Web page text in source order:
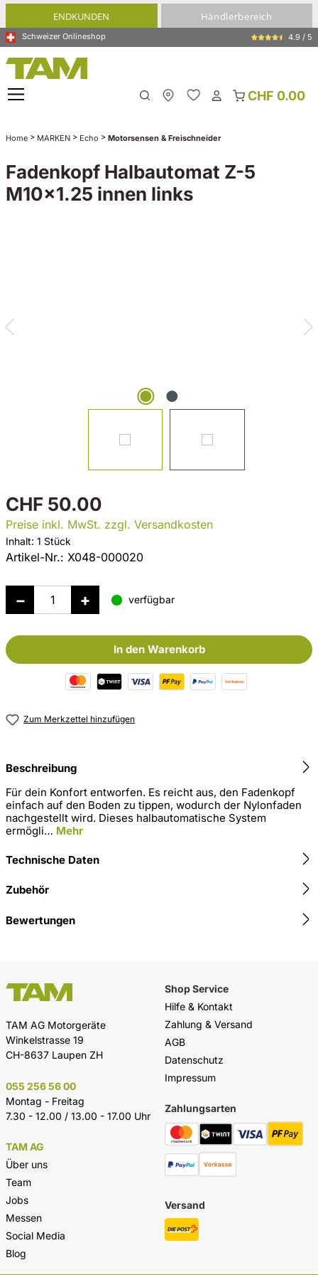
springenENDKUNDEN Händlerbereich
Schweizer Onlineshop 4.9 / 5
CHF 0.00
Home > MARKEN > Echo > Motorsensen & Freischneider
Fadenkopf Halbautomat Z-5
M10x1.25 innen links
CHF 50.00
Preise inkl. MwSt. zzgl. Versandkosten
Inhalt: 1 Stück
Artikel-Nr.: X048-000020
verfügbar
In den Warenkorb
Zum Merkzettel hinzufügen
Beschreibung
Für dein Konfort entworfen. Es reicht aus, den Fadenkopf
einfach auf den Boden zu tippen, wodurch der Nylonfaden
nachgestellt wird. Dieses halbautomatische System
ermögli… Mehr
Technische Daten
Zubehör
Bewertungen
TAM AG Motorgeräte
Winkelstrasse 19
CH-8637 Laupen ZH
055 256 56 00
Montag - Freitag
7.30 - 12.00 / 13.00 - 17.00 Uhr
TAM AG
Über uns
Team
Jobs
Messen
Social Media
Blog
Shop Service
Hilfe & Kontakt
Zahlung & Versand
AGB
Datenschutz
Impressum
Zahlungsarten
Versand